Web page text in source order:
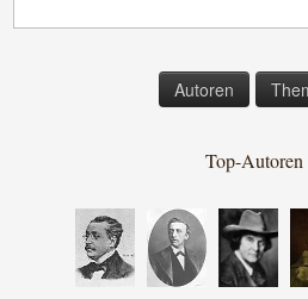
Autoren
Top-Autoren